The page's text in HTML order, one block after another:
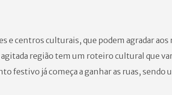
e centros culturais, que podem agradar aos
região tem um roteiro cultural que
festivo já começa a ganhar as ruas, sendo